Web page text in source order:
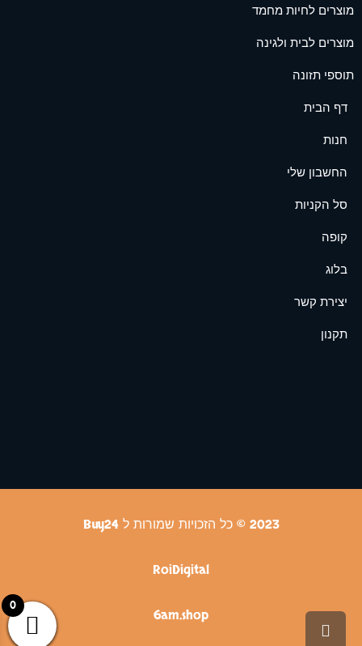
מוצרים לחיות מחמד
מוצרים לבית ולגינה
תוספי תזונה
דף הבית
חנות
החשבון שלי
סל הקניות
קופה
בלוג
יצירת קשר
תקנון
2023 © כל הזכויות שמורות ל Buy24
RoiDigital
6am.shop
0
גלילה לראש העמוד